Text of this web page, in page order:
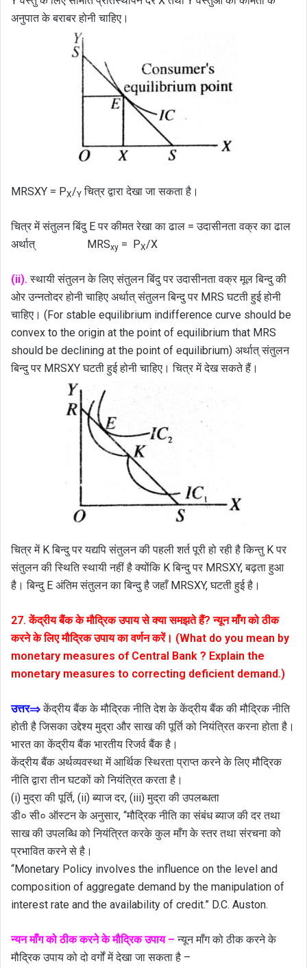
अनुपात के बराबर होनी चाहिए।
MRSXY = PX/Y चित्र द्वारा देखा जा सकता है।
चित्र में संतुलन बिंदु E पर कीमत रेखा का ढाल = उदासीनता वक्र का ढाल
अर्थात् MRSxy = PX/X
(ii). स्थायी संतुलन के लिए संतुलन बिंदु पर उदासीनता वक्र मूल बिन्दु की
ओर उन्नतोदर होनी चाहिए अर्थात् संतुलन बिन्दु पर MRS घटती हुई होनी
चाहिए। (For stable equilibrium indifference curve should be
convex to the origin at the point of equilibrium that MRS
should be declining at the point of equilibrium) अर्थात् संतुलन
बिन्दु पर MRSXY घटती हुई होनी चाहिए। चित्र में देख सकते हैं।
चित्र में K बिन्दु पर यद्यपि संतुलन की पहली शर्त पूरी हो रही है किन्तु K पर
संतुलन की स्थिति स्थायी नहीं है क्योंकि K बिन्दु पर MRSXY, बढ़ता हुआ
है। बिन्दु E अंतिम संतुलन का बिन्दु है जहाँ MRSXY, घटती हुई है।
27. केंद्रीय बैंक के मौद्रिक उपाय से क्या समझते हैं? न्यून माँग को ठीक
करने के लिए मौद्रिक उपाय का वर्णन करें। (What do you mean by
monetary measures of Central Bank ? Explain the
monetary measures to correcting deficient demand.)
उत्तर⇒ केंद्रीय बैंक के मौद्रिक नीति देश के केंद्रीय बैंक की मौद्रिक नीति
होती है जिसका उद्देश्य मुद्रा और साख की पूर्ति को नियंत्रित करना होता है।
भारत का केंद्रीय बैंक भारतीय रिजर्व बैंक है।
केंद्रीय बैंक अर्थव्यवस्था में आर्थिक स्थिरता प्राप्त करने के लिए मौद्रिक
नीति द्वारा तीन घटकों को नियंत्रित करता है।
(i) मुद्रा की पूर्ति, (ii) ब्याज दर, (iii) मुद्रा की उपलब्धता
डी० सी० ऑस्टन के अनुसार, “मौद्रिक नीति का संबंध ब्याज की दर तथा
साख की उपलब्धि को नियंत्रित करके कुल माँग के स्तर तथा संरचना को
प्रभावित करने से है।
“Monetary Policy involves the influence on the level and
composition of aggregate demand by the manipulation of
interest rate and the availability of credit.” D.C. Auston.
न्यन माँग को ठीक करने के मौद्रिक उपाय – न्यून माँग को ठीक करने के
मौद्रिक उपाय को दो वर्गों में देखा जा सकता है –